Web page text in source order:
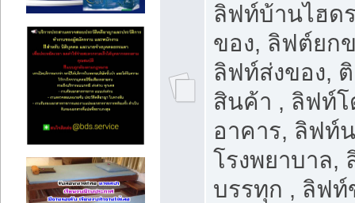
ลิฟท์บ้านไฮด
ของ, ลิฟต์ยก
ลิฟท์ส่งของ,
สินค้า , ลิฟท์
อาคาร, ลิฟท์
โรงพยาบาล,
บรรทุก , ลิฟ